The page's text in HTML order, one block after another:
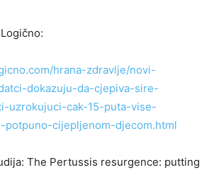
hrana-zdravlje/novi-
dokazuju-da-cjepiva-sire-
uzrokujuci-cak-15-puta-vise-
potpuno-cijepljenom-djecom.html
The Pertussis resurgence: putting